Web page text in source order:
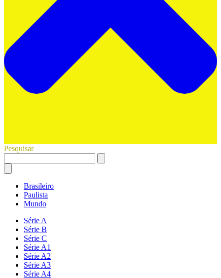
Pesquisar
Brasileiro
Paulista
Mundo
Série A
Série B
Série C
Série A1
Série A2
Série A3
Série A4